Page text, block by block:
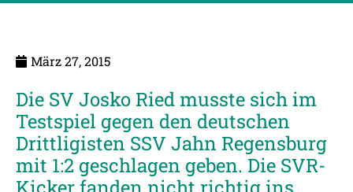
März 27, 2015
Die SV Josko Ried musste sich im
Testspiel gegen den deutschen
Drittligisten SSV Jahn Regensburg
mit 1:2 geschlagen geben. Die SVR-